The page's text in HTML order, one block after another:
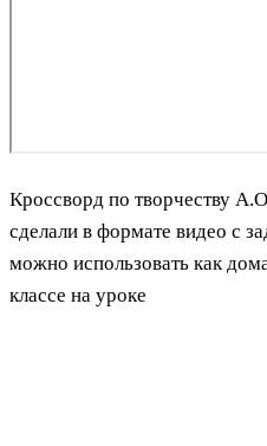
Кроссворд по творчеству
сделали в формате видео с
можно использовать как
классе на уроке